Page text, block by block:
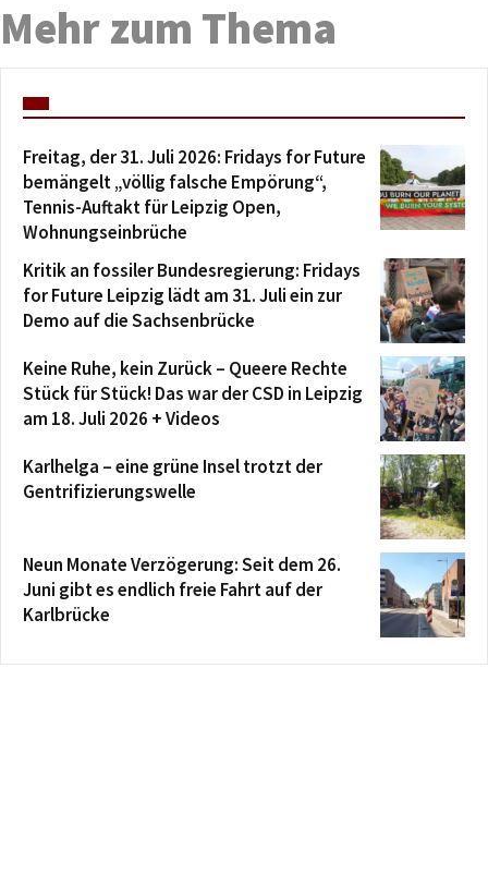
Mehr zum Thema
Freitag, der 31. Juli 2026: Fridays for Future
bemängelt „völlig falsche Empörung“,
Tennis-Auftakt für Leipzig Open,
Wohnungseinbrüche
Kritik an fossiler Bundesregierung: Fridays
for Future Leipzig lädt am 31. Juli ein zur
Demo auf die Sachsenbrücke
Keine Ruhe, kein Zurück – Queere Rechte
Stück für Stück! Das war der CSD in Leipzig
am 18. Juli 2026 + Videos
Karlhelga – eine grüne Insel trotzt der
Gentrifizierungswelle
Neun Monate Verzögerung: Seit dem 26.
Juni gibt es endlich freie Fahrt auf der
Karlbrücke